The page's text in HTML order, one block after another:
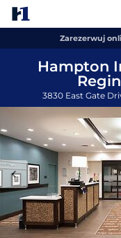
Zarezerwuj
Hampton
3830 East Gate